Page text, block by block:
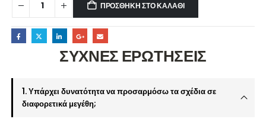
ΠΡΟΣΘΉΚΗ ΣΤΟ ΚΑΛΆΘΙ
ΣΥΧΝΕΣ ΕΡΩΤΗΣΕΙΣ
1. Υπάρχει δυνατότητα να προσαρμόσω τα σχέδια σε
διαφορετικά μεγέθη;